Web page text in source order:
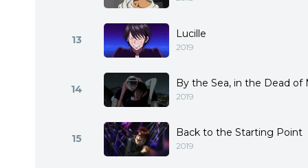
13 Lucille
2019
14 By the Sea, in the Dead of
2019
15 Back to the Starting Point
2019